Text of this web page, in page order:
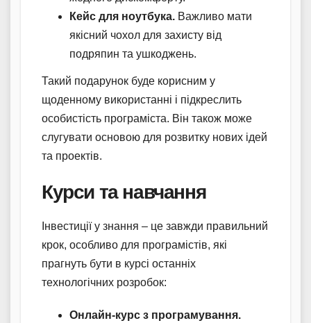
Кейс для ноутбука. Важливо мати
якісний чохол для захисту від
подряпин та ушкоджень.
Такий подарунок буде корисним у
щоденному використанні і підкреслить
особистість програміста. Він також може
слугувати основою для розвитку нових ідей
та проектів.
Курси та навчання
Інвестиції у знання – це завжди правильний
крок, особливо для програмістів, які
прагнуть бути в курсі останніх
технологічних розробок:
Онлайн-курс з програмування.